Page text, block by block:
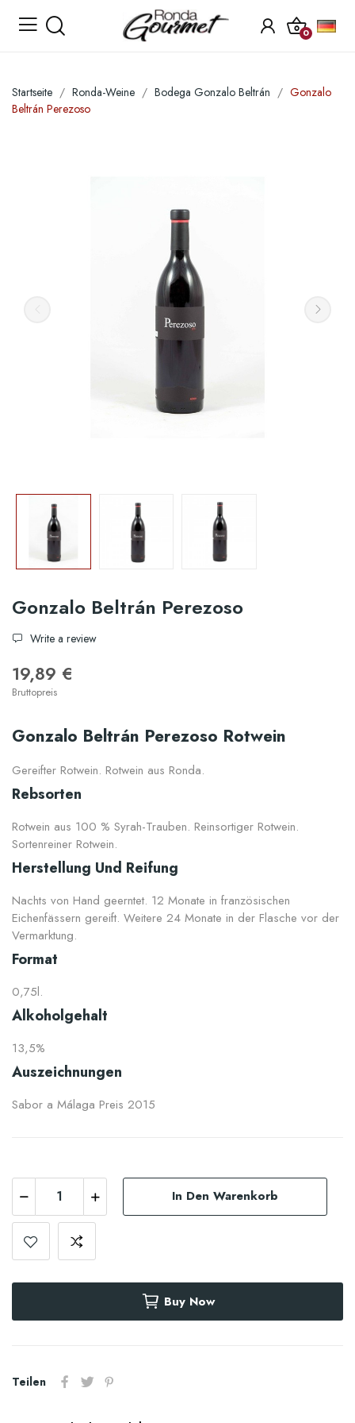
0
Startseite Ronda-Weine Bodega Gonzalo Beltrán
Gonzalo
Beltrán Perezoso
Gonzalo Beltrán Perezoso
Write a review
19,89 €
Bruttopreis
Gonzalo Beltrán Perezoso Rotwein
Gereifter Rotwein. Rotwein aus Ronda.
Rebsorten
Rotwein aus 100 % Syrah-Trauben. Reinsortiger Rotwein.
Sortenreiner Rotwein.
Herstellung Und Reifung
Nachts von Hand geerntet. 12 Monate in französischen
Eichenfässern gereift. Weitere 24 Monate in der Flasche vor der
Vermarktung.
Format
0,75l.
Alkoholgehalt
13,5%
Auszeichnungen
Sabor a Málaga Preis 2015
In Den Warenkorb
Buy Now
Teilen